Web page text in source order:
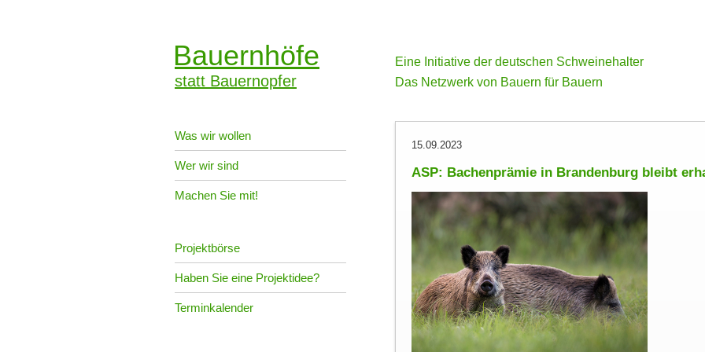
Bauernhöfe
statt Bauernopfer
Eine Initiative der deutschen Schweinehalter
Das Netzwerk von Bauern für Bauern
Was wir wollen
Wer wir sind
Machen Sie mit!
Projektbörse
Haben Sie eine Projektidee?
Terminkalender
15.09.2023
ASP: Bachenprämie in Brandenburg bleibt